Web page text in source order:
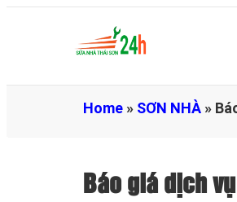
Home » SƠN NHÀ »
Báo giá dịch